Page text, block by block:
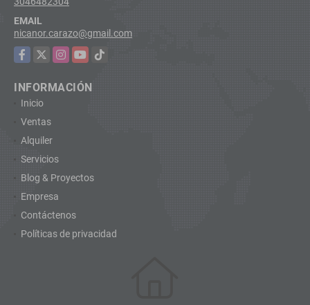
EMAIL
nicanor.carazo@gmail.com
Facebook
X Instagram
YouTubeTikTok
INFORMACIÓN
Inicio
Ventas
Alquiler
Servicios
Blog & Proyectos
Empresa
Contáctenos
Políticas de privacidad